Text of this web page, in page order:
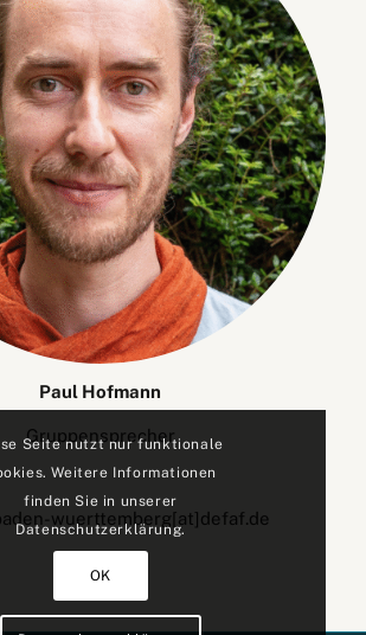
Paul Hofmann
Gruppensprecher
wuerttemberg[at]defaf.de
Seite nutzt nur funktionale
Weitere Informationen
finden Sie in unserer
Datenschutzerklärung.
OK